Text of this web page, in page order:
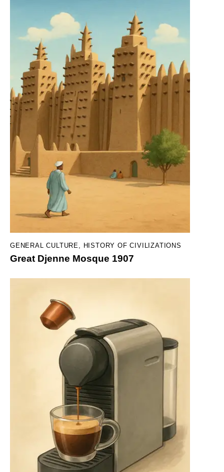
GENERAL CULTURE HISTORY OF CIVILIZATIONS
Great Djenne Mosque 1907